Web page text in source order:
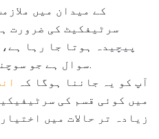
سرٹیفکیٹ کی ضرورت
پیچیدہ ہوتا جا رہا
سوال ہے جو سوچنے والے جواب کا مستحق ہے.
آپ کو یہ جاننا ہوگا کہ
میں کوئی قسم کی
زیادہ تر حالات میں